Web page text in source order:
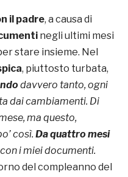
il padre, a causa di
negli ultimi mesi
stare insieme. Nel
, piuttosto turbata,
davvero tanto, ogni
dai cambiamenti. Di
ma questo,
così. Da quattro mesi
i miei documenti.
del compleanno del